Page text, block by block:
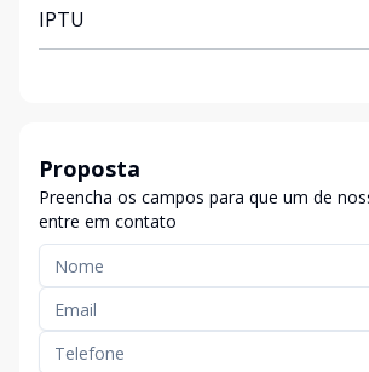
IPTU
Proposta
Preencha os campos para que um de
entre em contato